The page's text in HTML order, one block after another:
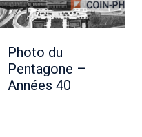
Photo du
Pentagone –
Années 40